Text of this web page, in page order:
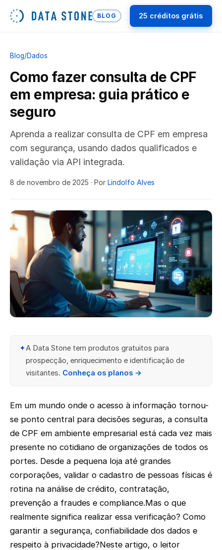
BLOG 25 créditos grátis
Blog/Dados
Como fazer consulta de CPF
em empresa: guia prático e
seguro
Aprenda a realizar consulta de CPF em empresa
com segurança, usando dados qualificados e
validação via API integrada.
8 de novembro de 2025 · Por Lindolfo Alves
✦A Data Stone tem produtos gratuitos para
prospecção, enriquecimento e identificação de
visitantes. Conheça os planos →
Em um mundo onde o acesso à informação tornou-
se ponto central para decisões seguras, a consulta
de CPF em ambiente empresarial está cada vez mais
presente no cotidiano de organizações de todos os
portes. Desde a pequena loja até grandes
corporações, validar o cadastro de pessoas físicas é
rotina na análise de crédito, contratação,
prevenção a fraudes e compliance.Mas o que
realmente significa realizar essa verificação? Como
garantir a segurança, confiabilidade dos dados e
respeito à privacidade?Neste artigo, o leitor